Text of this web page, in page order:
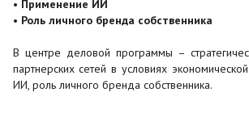
• Применение ИИ
• Роль личного бренда собственника
В центре деловой программы –
партнерских сетей в условиях
ИИ, роль личного бренда собственника.